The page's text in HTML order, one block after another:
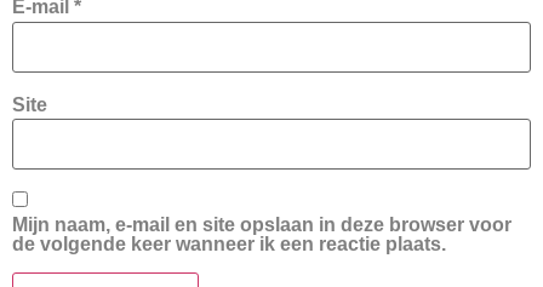
E-mail *
Site
Mijn naam, e-mail en site opslaan in deze browser voor
de volgende keer wanneer ik een reactie plaats.